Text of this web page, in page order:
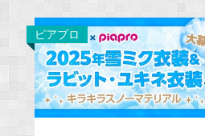
ピアプロ